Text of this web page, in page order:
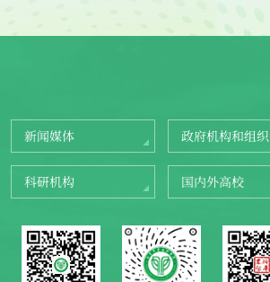
新闻媒体 政府机构和组织
科研机构 国内外高校